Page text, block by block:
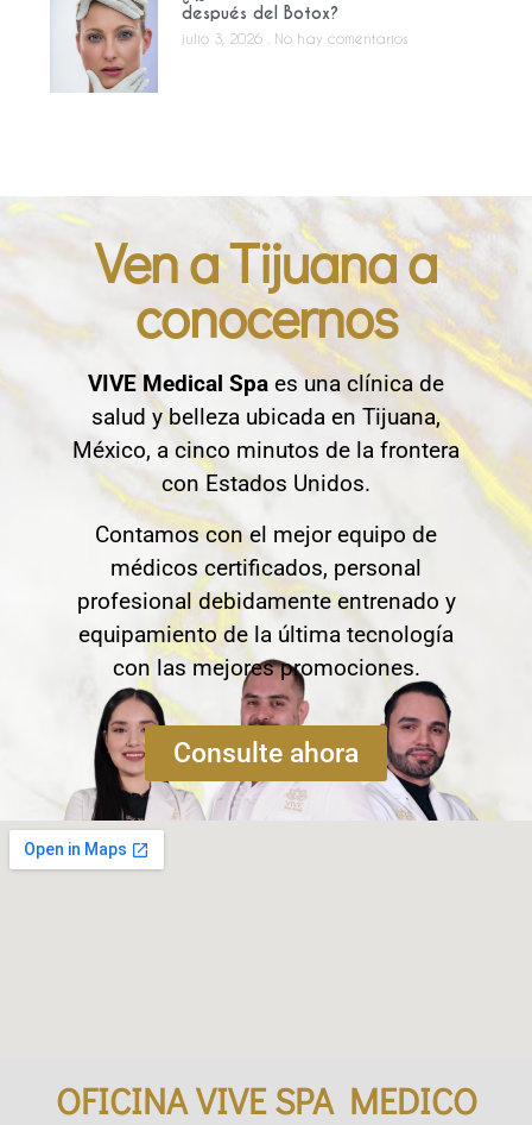
después del Botox?
julio 3, 2026 No hay comentarios
Ven a Tijuana a
conocernos
VIVE Medical Spa es una clínica de
salud y belleza ubicada en Tijuana,
México, a cinco minutos de la frontera
con Estados Unidos.
Contamos con el mejor equipo de
médicos certificados, personal
profesional debidamente entrenado y
equipamiento de la última tecnología
con las mejores promociones.
Consulte ahora
OFICINA VIVE SPA MEDICO